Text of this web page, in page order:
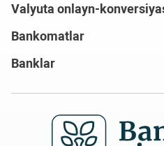
Valyuta onlayn-
Bankomatlar
Banklar